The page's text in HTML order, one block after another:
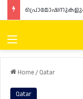
Menu
Home/ Qatar
Qatar